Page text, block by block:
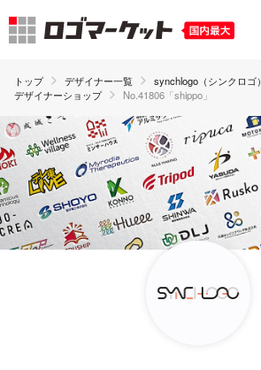
トップ デザイナー一覧
synchlogo（シンクロゴ）
デザイナーショップ
No.41806「shippo」